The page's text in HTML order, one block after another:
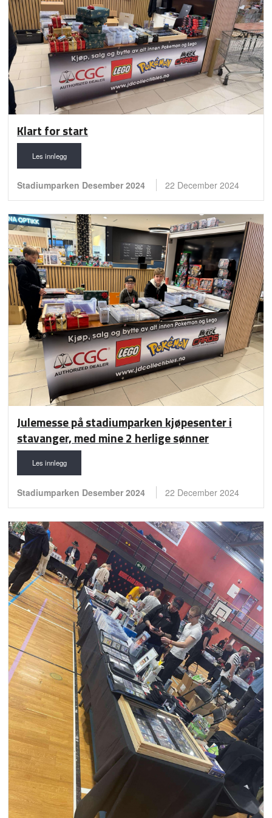
Nordic cardshow Oslo 2024
Klart for start
Les innlegg
Stadiumparken Desember 2024 22 December 2024
Julemesse på stadiumparken kjøpesenter i
stavanger, med mine 2 herlige sønner
Les innlegg
Stadiumparken Desember 2024 22 December 2024